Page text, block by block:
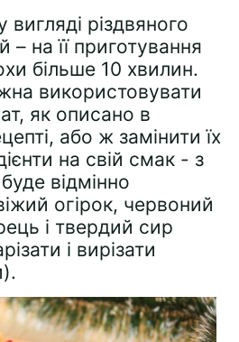
вигляді різдвяного
– на її приготування
більше 10 хвилин.
використовувати
як описано в
або ж замінити їх
на свій смак - з
відмінно
огірок, червоний
і твердий сир
і вирізати